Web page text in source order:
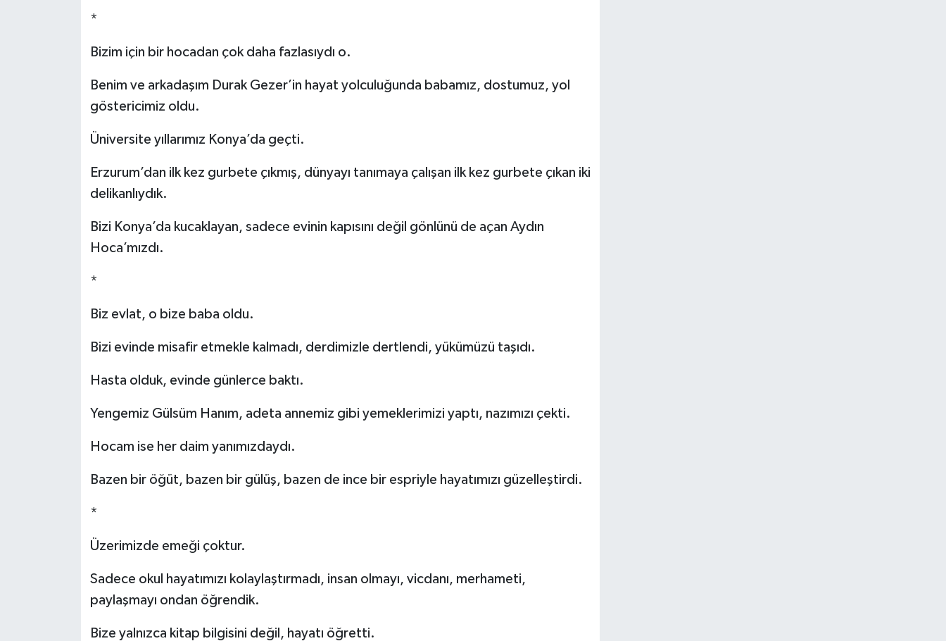
*
Bizim için bir hocadan çok daha fazlasıydı o.
Benim ve arkadaşım Durak Gezer’in hayat yolculuğunda babamız, dostumuz, yol
göstericimiz oldu.
Üniversite yıllarımız Konya’da geçti.
Erzurum’dan ilk kez gurbete çıkmış, dünyayı tanımaya çalışan ilk kez gurbete çıkan iki
delikanlıydık.
Bizi Konya’da kucaklayan, sadece evinin kapısını değil gönlünü de açan Aydın
Hoca’mızdı.
*
Biz evlat, o bize baba oldu.
Bizi evinde misafir etmekle kalmadı, derdimizle dertlendi, yükümüzü taşıdı.
Hasta olduk, evinde günlerce baktı.
Yengemiz Gülsüm Hanım, adeta annemiz gibi yemeklerimizi yaptı, nazımızı çekti.
Hocam ise her daim yanımızdaydı.
Bazen bir öğüt, bazen bir gülüş, bazen de ince bir espriyle hayatımızı güzelleştirdi.
*
Üzerimizde emeği çoktur.
Sadece okul hayatımızı kolaylaştırmadı, insan olmayı, vicdanı, merhameti,
paylaşmayı ondan öğrendik.
Bize yalnızca kitap bilgisini değil, hayatı öğretti.